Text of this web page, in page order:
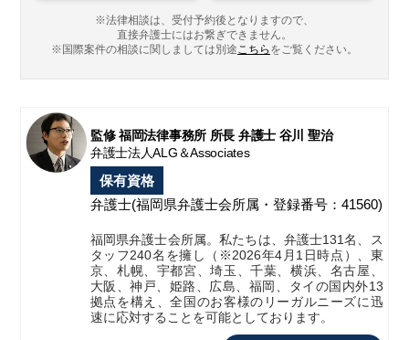
※法律相談は、受付予約後となりますので、
直接弁護士にはお繋ぎできません。
※国際案件の相談に関しましては別途 こちら をご覧ください。
監修 福岡法律事務所 所長 弁護士 谷川 聖治
弁護士法人ALG＆Associates
保有資格
弁護士(福岡県弁護士会所属・登録番号：41560)
福岡県弁護士会所属。私たちは、弁護士131名、ス
タッフ240名を擁し（※2026年4月1日時点）、東
京、札幌、宇都宮、埼玉、千葉、横浜、名古屋、
大阪、神戸、姫路、広島、福岡、タイの国内外13
拠点を構え、全国のお客様のリーガルニーズに迅
速に応対することを可能としております。